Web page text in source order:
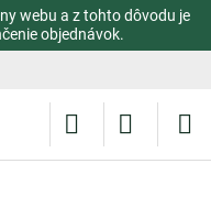
webu a z tohto dôvodu je
objednávok.